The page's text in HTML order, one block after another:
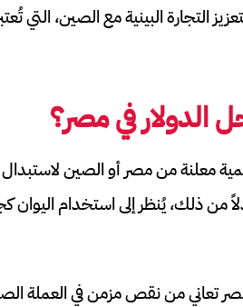
التجارة البينية مع الصين، التي
الدولار في مصر؟
معلنة من مصر أو الصين لاستبدال
من ذلك، يُنظر إلى استخدام اليوان
تعاني من نقص مزمن في العملة